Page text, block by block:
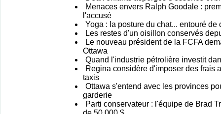
Menaces envers Ralph Goodale :
l'accusé
Yoga : la posture du chat... entouré de
Les restes d'un oisillon conservés
Le nouveau président de la FCFA
Ottawa
Quand l'industrie pétrolière investit
Regina considère d'imposer des frais
taxis
Ottawa s'entend avec les provinces
garderie
Parti conservateur : l'équipe de Brad